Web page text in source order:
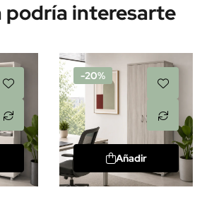
podría interesarte
-20%
Añadir